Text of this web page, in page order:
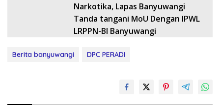
Narkotika, Lapas Banyuwangi
Tanda tangani MoU Dengan IPWL
LRPPN-BI Banyuwangi
Berita banyuwangi DPC PERADI